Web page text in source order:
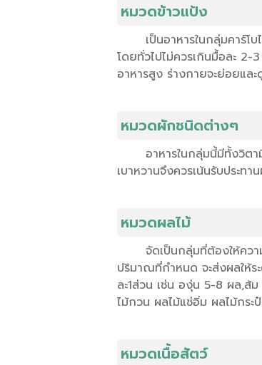
หมวดข้าวแป้ง
เป็นอาหารในกลุ่มคาร์
โดยทั่วไปไม่ควรเกินมื้อละ
อาหารสูง ร่างกายจะย่อยแล
หมวดผักชนิดต่างๆ
อาหารในกลุ่มนี้มีทั้งวิต
เบาหวานจึงควรเน้นรับประ
หมวดผลไม้
จัดเป็นกลุ่มที่ต้องให้คว
ปริมาณที่กำหนด จะส่งผลให้ร
ละ1ส่วน เช่น องุ่น 5-8 ผล,ส้
ไม้กวน ผลไม้แช่อิ่ม ผลไม้กระ
หมวดเนื้อสัตว์